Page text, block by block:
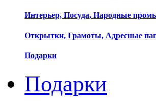
Интерьер, Посуда, Народные
Открытки, Грамоты, Адресные
Подарки
Подарки